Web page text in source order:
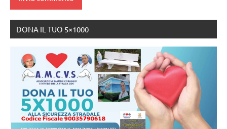
DONA IL TUO 5×1000